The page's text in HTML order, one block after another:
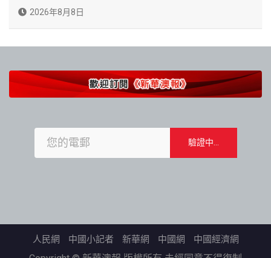
2026年8月8日
人民網 中國小記者 新華網 中國網 中國經濟網